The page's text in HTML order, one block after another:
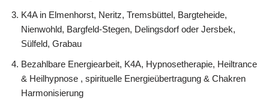
K4A in Elmenhorst, Neritz, Tremsbüttel, Bargteheide,
Nienwohld, Bargfeld-Stegen, Delingsdorf oder Jersbek,
Sülfeld, Grabau
Bezahlbare Energiearbeit, K4A, Hypnosetherapie, Heiltrance
& Heilhypnose , spirituelle Energieübertragung & Chakren
Harmonisierung